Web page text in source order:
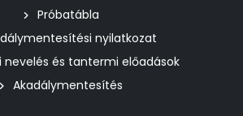
Próbatábla
nyilatkozat
nevelés és tantermi előadások
Akadálymentesítés